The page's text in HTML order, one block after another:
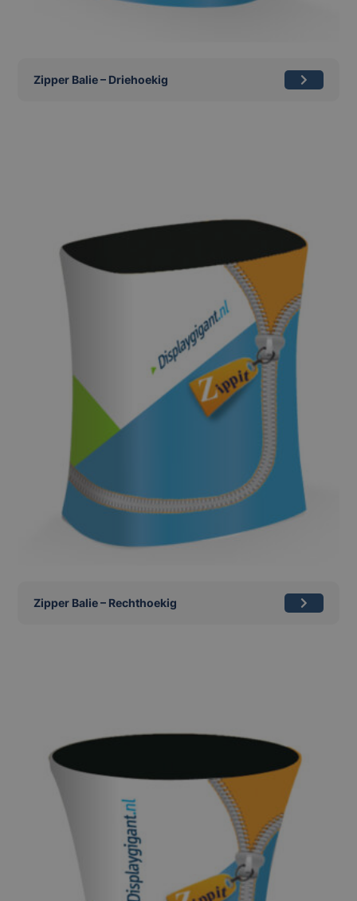
Zipper Balie – Driehoekig
Zipper Balie – Rechthoekig